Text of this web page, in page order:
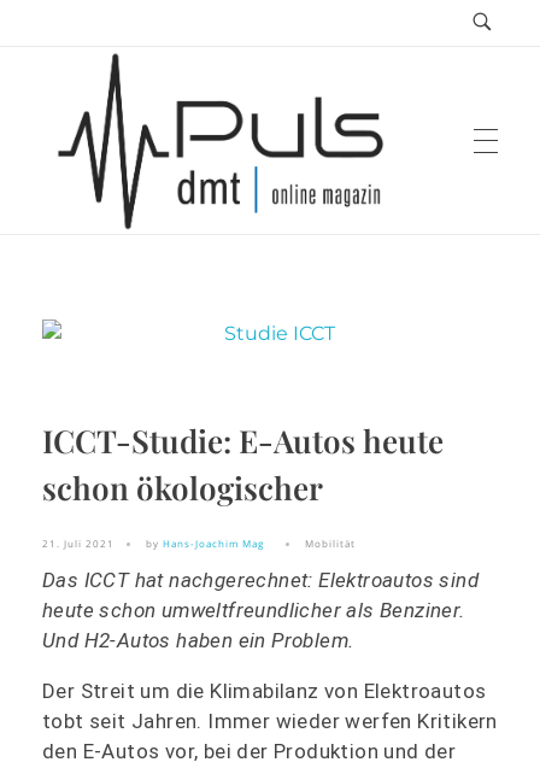
Puls Magazin
Zukunft der Mobilität
ICCT-Studie: E-Autos heute
schon ökologischer
21. Juli 2021 by Hans-Joachim Mag Mobilität
Das ICCT hat nachgerechnet: Elektroautos sind
heute schon umweltfreundlicher als Benziner.
Und H2-Autos haben ein Problem.
Der Streit um die Klimabilanz von Elektroautos
tobt seit Jahren. Immer wieder werfen Kritikern
den E-Autos vor, bei der Produktion und der